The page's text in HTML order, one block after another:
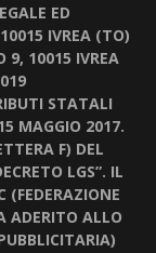
ED
IVREA (TO)
9, 10015 IVREA
STATALI
MAGGIO 2017.
F) DEL
LGS”. IL
(FEDERAZIONE
ADERITO ALLO